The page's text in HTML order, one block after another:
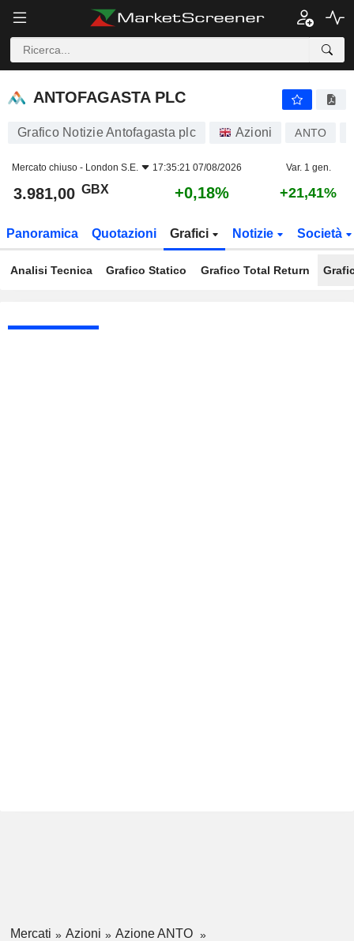
ANTOFAGASTA PLC
ANTOFAGASTA PLC
Grafico Notizie Antofagasta plc Azioni ANTO
Mercato chiuso - London S.E. 17:35:21 07/08/2026 Var. 1 gen.
3.981,00 GBX +0,18% +21,41%
Panoramica Quotazioni Grafici Notizie Società
Analisi Tecnica Grafico Statico Grafico Total Return
Mercati Azioni
Azione ANTO